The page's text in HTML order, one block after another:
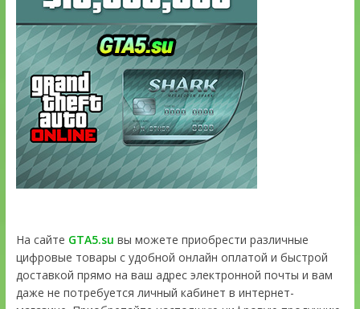
На сайте GTA5.su вы можете приобрести различные
цифровые товары с удобной онлайн оплатой и быстрой
доставкой прямо на ваш адрес электронной почты и вам
даже не потребуется личный кабинет в интернет-